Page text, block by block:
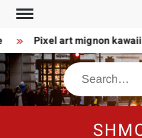
Skip
contentPixel art mignon kawaii
Search